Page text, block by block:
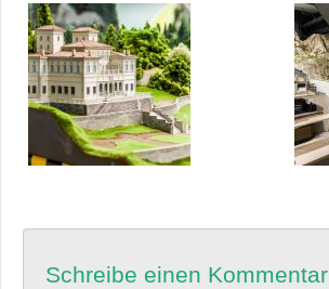
Schreibe einen Kommentar